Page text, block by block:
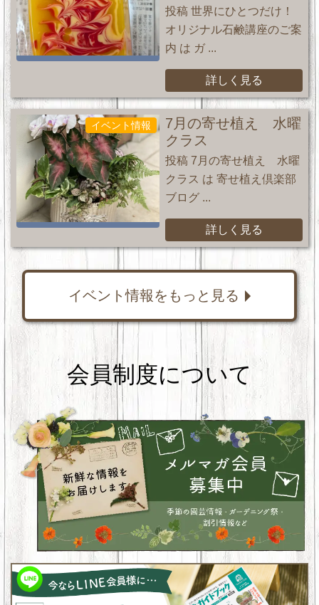
投稿 世界にひとつだけ！
オリジナル石鹸講座のご案
内 は ガ ...
詳しく見る
イベント情報
7月の寄せ植え 水曜
クラス
投稿 7月の寄せ植え 水曜
クラス は 寄せ植え倶楽部
ブログ ...
詳しく見る
イベント情報をもっと見る
会員制度について